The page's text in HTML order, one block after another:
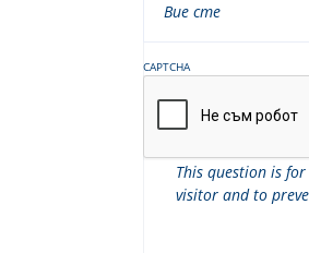
Вие сте
CAPTCHA
This question is
visitor and to